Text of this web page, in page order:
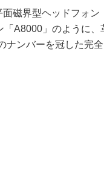
磁界型ヘッドフォン
「A8000」のように
ナンバーを冠した完